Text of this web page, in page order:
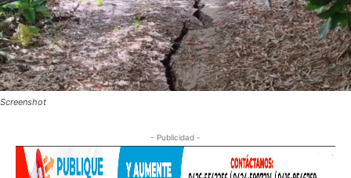
Screenshot
- Publicidad -